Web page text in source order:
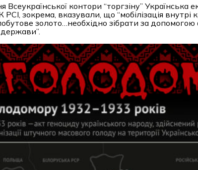
Всеукраїнської контори “торгзіну”
зокрема, вказували, що “мобілізація внутрі
золото…необхідно зібрати за допомогою